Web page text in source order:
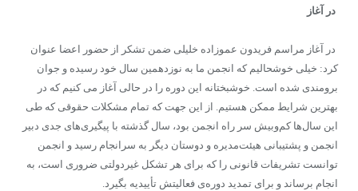
در آغاز
در آغاز مراسم فریدون عموزاده خلیلی ضمن تشکر از حضور اعضا عنوان
کرد: خیلی خوشحالیم که انجمن ما به نوزدهمین سال خود رسیده و جوان
برومندی شده است. خوشبختانه این دوره را در حالی آغاز می کنیم که در
بهترین شرایط ممکن هستیم. از این جهت که تمام مشکلات حقوقی که طی
این سال‌ها کم‌وبیش سر راه انجمن بود، سال گذشته با پیگیری‌های جدی دبیر
انجمن و پشتیبانی هیئت‌مدیره و دوستان دیگر به سرانجام رسید و انجمن
توانست تشریفات قانونی را که برای هر تشکل غیردولتی ضروری است، به
انجام برساند و برای تمدید دوره‌ی فعالیتش تأییدیه بگیرد.